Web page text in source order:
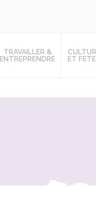
TRAVAILLER &
ENTREPRENDRE
ET